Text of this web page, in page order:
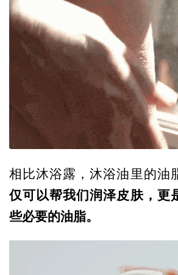
相比沐浴露，沐浴油里的油
仅可以帮我们润泽皮肤，更
些必要的油脂。